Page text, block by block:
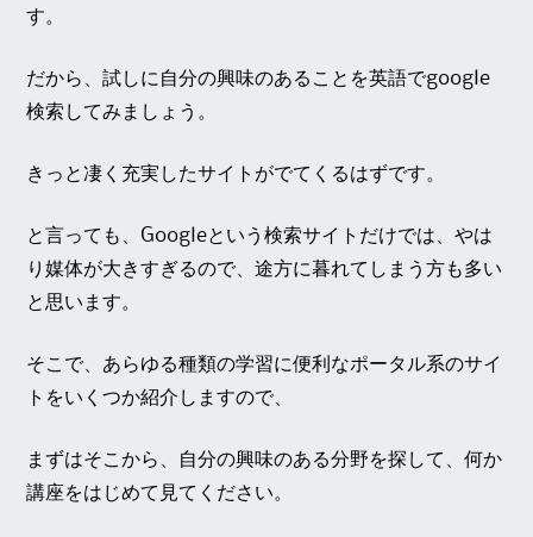
す。
だから、試しに自分の興味のあることを英語でgoogle
検索してみましょう。
きっと凄く充実したサイトがでてくるはずです。
と言っても、Googleという検索サイトだけでは、やは
り媒体が大きすぎるので、途方に暮れてしまう方も多い
と思います。
そこで、あらゆる種類の学習に便利なポータル系のサイ
トをいくつか紹介しますので、
まずはそこから、自分の興味のある分野を探して、何か
講座をはじめて見てください。